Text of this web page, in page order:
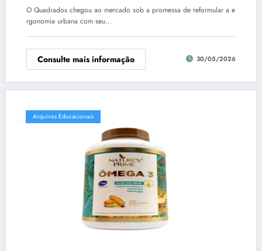
O Quadradox chegou ao mercado sob a promessa de reformular a e
rgonomia urbana com seu…
Consulte mais informação 30/05/2026
Arquivos Educacionais